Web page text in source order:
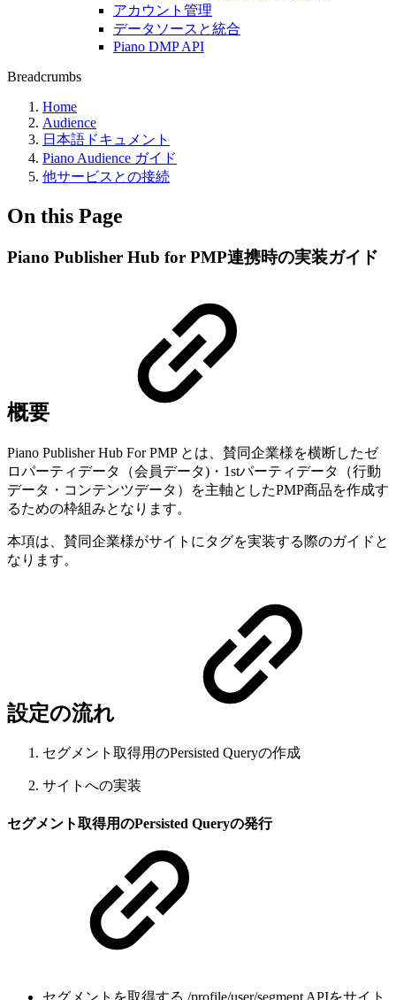
アカウント管理
データソースと統合
Piano DMP API
Breadcrumbs
Home
Audience
日本語ドキュメント
Piano Audience ガイド
他サービスとの接続
On this Page
Piano Publisher Hub for PMP連携時の実装ガイド
概要
Piano Publisher Hub For PMP とは、賛同企業様を横断したゼ
ロパーティデータ（会員データ)・1stパーティデータ（行動
データ・コンテンツデータ）を主軸としたPMP商品を作成す
るための枠組みとなります。​
本項は、賛同企業様がサイトにタグを実装する際のガイドと
なります。
設定の流れ
セグメント取得用のPersisted Queryの作成
サイトへの実装
セグメント取得用のPersisted Queryの発行
セグメントを取得する /profile/user/segment APIをサイト